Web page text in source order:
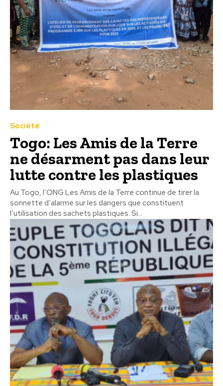
Société
Togo: Les Amis de la Terre
ne désarment pas dans leur
lutte contre les plastiques
Au Togo, l’ONG Les Amis de la Terre continue de tirer la
sonnette d’alarme sur les dangers que constituent
l’utilisation des sachets plastiques. Si...